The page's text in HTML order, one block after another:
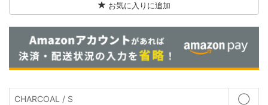
お気に入りに追加
CHARCOAL / S ◯